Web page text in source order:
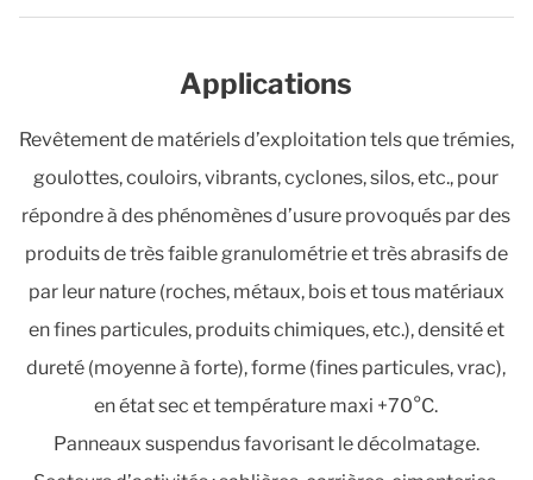
Applications
Revêtement de matériels d’exploitation tels que trémies,
goulottes, couloirs, vibrants, cyclones, silos, etc., pour
répondre à des phénomènes d’usure provoqués par des
produits de très faible granulométrie et très abrasifs de
par leur nature (roches, métaux, bois et tous matériaux
en fines particules, produits chimiques, etc.), densité et
dureté (moyenne à forte), forme (fines particules, vrac),
en état sec et température maxi +70°C.
Panneaux suspendus favorisant le décolmatage.